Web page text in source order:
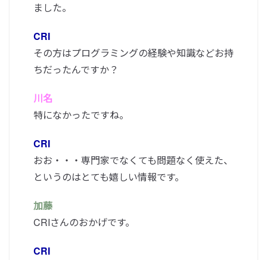
ました。
CRI
その方はプログラミングの経験や知識などお持
ちだったんですか？
川名
特になかったですね。
CRI
おお・・・専門家でなくても問題なく使えた、
というのはとても嬉しい情報です。
加藤
CRIさんのおかげです。
CRI